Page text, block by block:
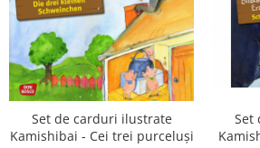
Set de carduri ilustrate
Kamishibai - Cei trei purceluși
Set